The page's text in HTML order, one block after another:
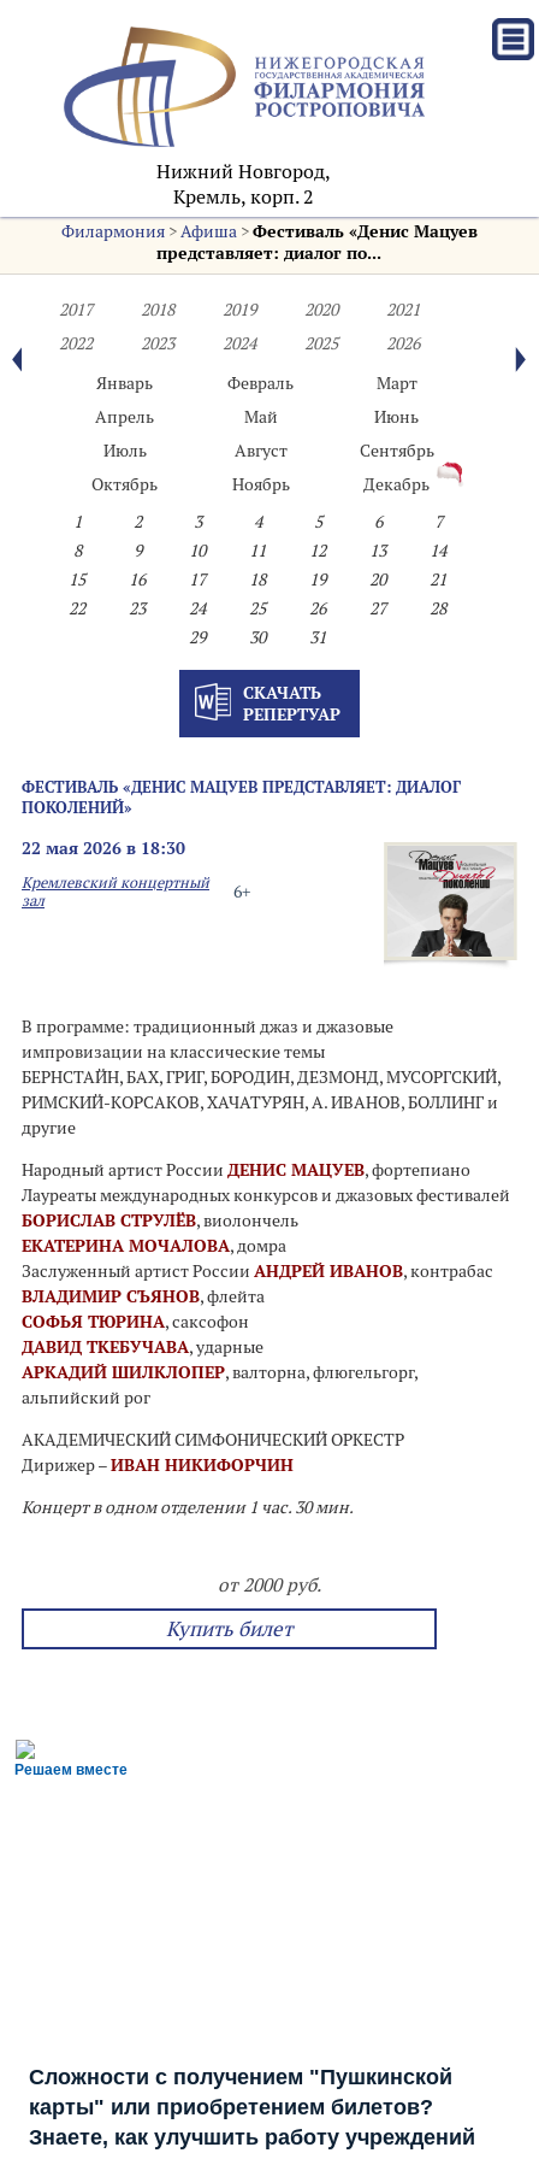
Нижний Новгород,
Кремль, корп. 2
Филармония>Афиша>Фестиваль «Денис Мацуев
представляет: диалог по...
2017 2018 2019 2020
2021
2022
2023 2024 2025
2026
Январь
Февраль
Март
Апрель
Май
Июнь
Июль
Август
Сентябрь
Октябрь
Ноябрь
Декабрь
1
2 3 4 5 6
7
8
9 10 11 12 13
14
15
16 17 18 19 20
21
22
23 24 25 26 27
28
29
30 31
СКАЧАТЬ
РЕПЕРТУАР
ФЕСТИВАЛЬ «ДЕНИС МАЦУЕВ ПРЕДСТАВЛЯЕТ: ДИАЛОГ
ПОКОЛЕНИЙ»
22 мая 2026 в 18:30
6+
Кремлевский концертный
зал
В программе: традиционный джаз и джазовые
импровизации на классические темы
БЕРНСТАЙН, БАХ, ГРИГ, БОРОДИН, ДЕЗМОНД, МУСОРГСКИЙ,
РИМСКИЙ-КОРСАКОВ, ХАЧАТУРЯН, А. ИВАНОВ, БОЛЛИНГ и
другие
Народный артист России ДЕНИС МАЦУЕВ, фортепиано
Лауреаты международных конкурсов и джазовых фестивалей
БОРИСЛАВ СТРУЛЁВ, виолончель
ЕКАТЕРИНА МОЧАЛОВА, домра
Заслуженный артист России АНДРЕЙ ИВАНОВ, контрабас
ВЛАДИМИР СЪЯНОВ, флейта
СОФЬЯ ТЮРИНА, саксофон
ДАВИД ТКЕБУЧАВА, ударные
АРКАДИЙ ШИЛКЛОПЕР, валторна, флюгельгорг,
альпийский рог
АКАДЕМИЧЕСКИЙ СИМФОНИЧЕСКИЙ ОРКЕСТР
Дирижер –ИВАН НИКИФОРЧИН
Концерт в одном отделении 1 час. 30 мин.
от 2000 руб.
Купить билет
Решаем вместе
Сложности с получением "Пушкинской
карты" или приобретением билетов?
Знаете, как улучшить работу учреждений